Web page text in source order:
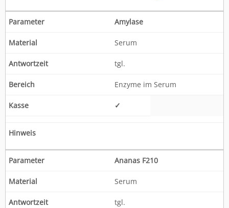
Amylase
Serum
tgl.
Enzyme im Serum
✓
Ananas F210
Serum
tgl.